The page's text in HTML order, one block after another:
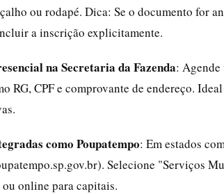
ou rodapé. Dica: Se o documento for
a inscrição explicitamente.
na Secretaria da Fazenda:
RG, CPF e comprovante de endereço.
como Poupatempo: Em estados
Selecione "Serviços
online para capitais.